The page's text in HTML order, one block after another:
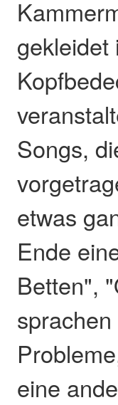
gekleidet
Songs,
etwas
Ende
Betten",
eine